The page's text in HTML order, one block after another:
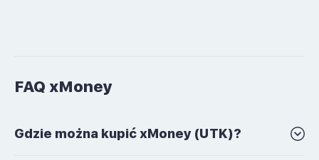
FAQ xMoney
Gdzie można kupić xMoney (UTK)?